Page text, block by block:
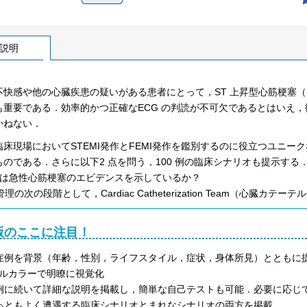
明
快感や他の心臓疾患の疑いがある患者にとって，ST 上昇型心筋梗塞
重要である．効率的かつ正確なECG の判読が不可欠であるとはいえ
ない．
床現場においてSTEMI発作とFEMI発作を鑑別するのに役立つユニー
のである．さらに以下2 点を問う，100 例の臨床シナリオも提示する
急性心筋梗塞のエビデンスを示しているか？
理の次の段階として，Cardiac Catheterization Team（心臓カテーテ
のここに注目！
例を背景（年齢，性別，ライフスタイル，症状，身体所見）ととも
カラーで明瞭に視覚化
に続いて詳細な説明を掲載し，簡単な自己テストも可能．必要に応じ
ともよく遭遇する臨床シナリオとまれなシナリオの両方を掲載